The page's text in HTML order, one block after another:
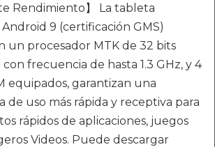
Rendimiento】 La tableta
Android 9 (certificación GMS)
un procesador MTK de 32 bits
frecuencia de hasta 1.3 GHz, y 4
equipados, garantizan una
de uso más rápida y receptiva para
rápidos de aplicaciones, juegos
Videos. Puede descargar